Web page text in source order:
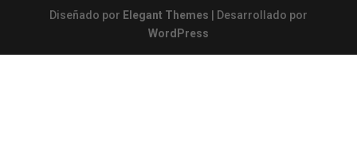
Diseñado por Elegant Themes | Desarrollado por
WordPress